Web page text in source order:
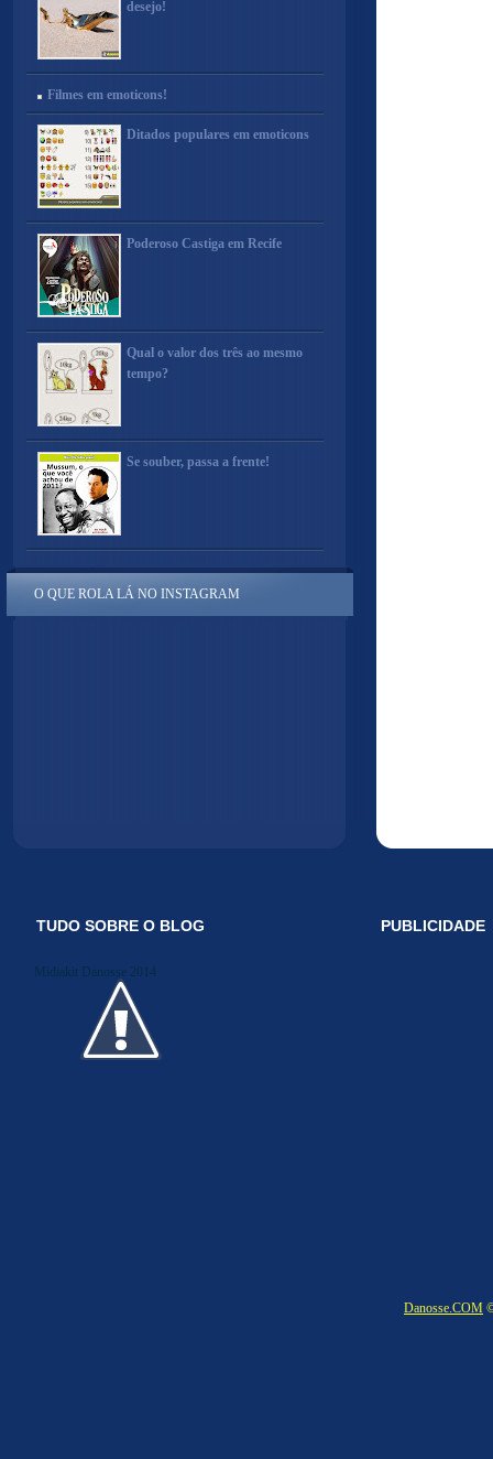
desejo!
Filmes em emoticons!
Ditados populares em emoticons
Poderoso Castiga em Recife
Qual o valor dos três ao mesmo
tempo?
Se souber, passa a frente!
O QUE ROLA LÁ NO INSTAGRAM
TUDO SOBRE O BLOG
Midiakit Danosse 2014
PUBLICIDADE
Danosse.COM